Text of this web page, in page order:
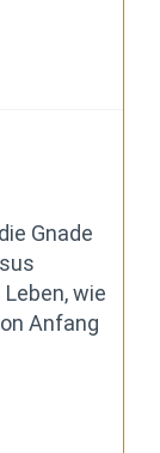
Gnade
wie
Anfang